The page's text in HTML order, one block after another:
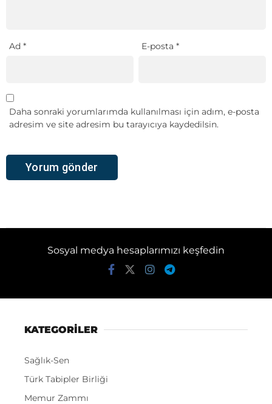
Ad * E-posta*
Daha sonraki yorumlarımda kullanılması için adım, e-posta
adresim ve site adresim bu tarayıcıya kaydedilsin.
Sosyal medya hesaplarımızı keşfedin
KATEGORİLER
Sağlık-Sen
Türk Tabipler Birliği
Memur Zammı